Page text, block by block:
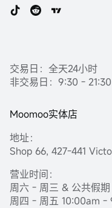
交易日：全天24小时
非交易日：9:30 - 21:30
Moomoo实体店
地址：
Shop 66, 427-441
营业时间：
周六 - 周三 & 公共假
周四 - 周五 10:00am -